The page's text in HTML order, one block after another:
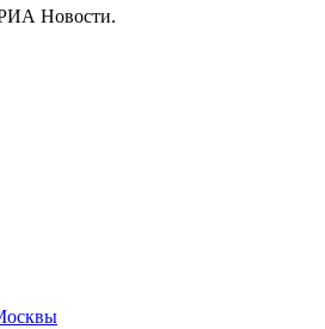
Новости.